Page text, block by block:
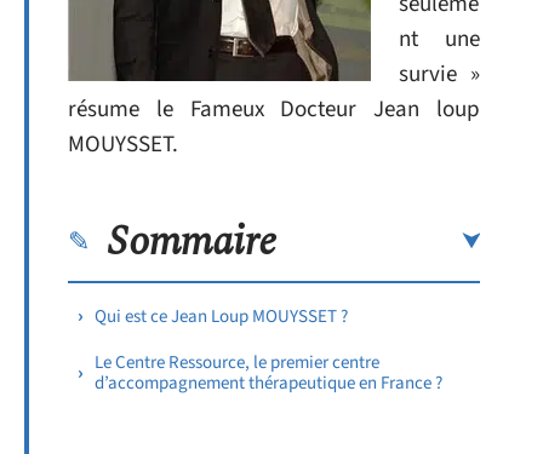
nt une
survie »
résume le Fameux Docteur Jean loup
MOUYSSET.
Sommaire
Qui est ce Jean Loup MOUYSSET ?
Le Centre Ressource, le premier centre
d’accompagnement thérapeutique en France ?